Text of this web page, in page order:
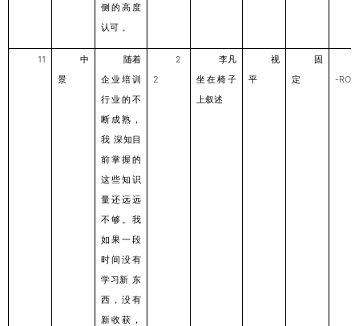
侧的⾼度
认可 。
11
中
景
随着
企业培训
⾏业的不
断成熟，
我 深知⽬
前掌握的
这些知识
量还远远
不够。我
如果⼀段
时间没有
学习新 东
西，没有
新收获，
2
2
李凡
坐在椅⼦
上叙述
视
平
固
定
-